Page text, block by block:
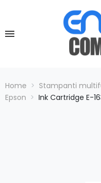
Home Stampanti
Epson
Ink Cartridge E-